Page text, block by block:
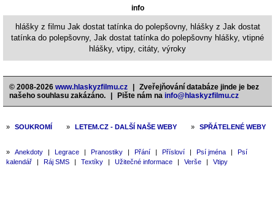
info
hlášky z filmu Jak dostat tatínka do polepšovny, hlášky z Jak dostat
tatínka do polepšovny, Jak dostat tatínka do polepšovny hlášky, vtipné
hlášky, vtipy, citáty, výroky
© 2008-2026 www.hlaskyzfilmu.cz
Zveřejňování databáze jinde je bez
našeho souhlasu zakázáno.
Pište nám na info@hlaskyzfilmu.cz
» SOUKROMÍ » LETEM.CZ - DALŠÍ NAŠE WEBY » SPŘÁTELENÉ WEBY
» Anekdoty | Legrace | Pranostiky | Přání | Přísloví | Psí jména |
Psí
kalendář
| Ráj SMS | Textíky | Užitečné informace | Verše | Vtipy